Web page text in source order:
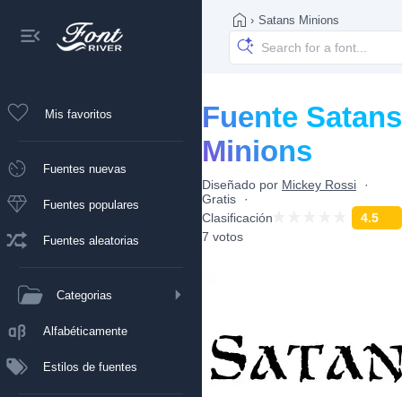
Mis favoritos
Fuentes nuevas
Fuentes populares
Fuentes aleatorias
Categorias
Alfabéticamente
Estilos de fuentes
› Satans Minions
Fuente Satans
Minions
Diseñado por Mickey Rossi
Gratis
Clasificación
4.5
7 votos